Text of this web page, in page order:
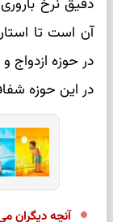
دقیق نرخ
آن است تا
در حوزه ازدواج
در این حوزه
آنچه دیگران